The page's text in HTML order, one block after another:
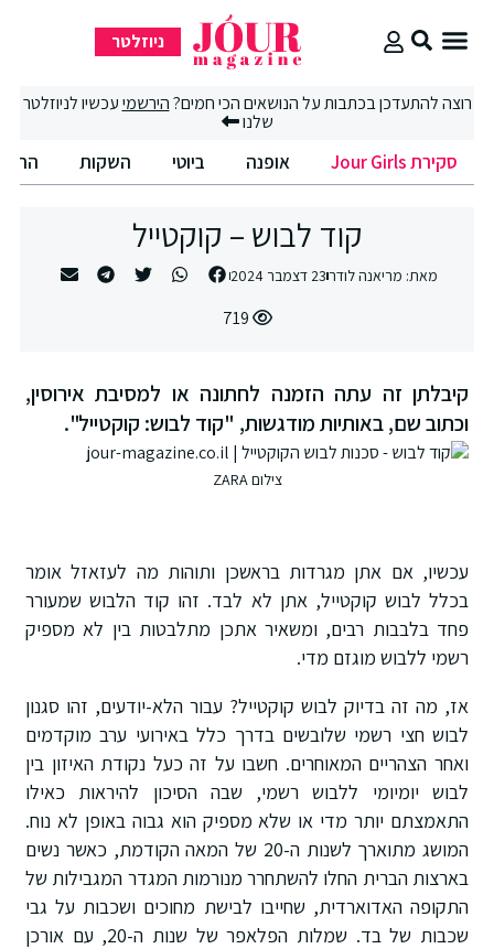
ניוזלטר
רוצה להתעדכן בכתבות על הנושאים הכי חמים?הירשמיעכשיו לניוזלטר
שלנו
סקירת Jour Girls אופנה ביוטי השקות
קוד לבוש – קוקטייל
מאת: מריאנה לודר23 דצמבר 2024
קיבלתן זה עתה הזמנה לחתונה או למסיבת אירוסין,
וכתוב שם, באותיות מודגשות, "קוד לבוש: קוקטייל".
צילום ZARA
עכשיו, אם אתן מגרדות בראשכן ותוהות מה לעזאזל אומר
בכלל לבוש קוקטייל, אתן לא לבד. זהו קוד הלבוש שמעורר
פחד בלבבות רבים, ומשאיר אתכן מתלבטות בין לא מספיק
רשמי ללבוש מוגזם מדי.
אז, מה זה בדיוק לבוש קוקטייל? עבור הלא-יודעים, זהו סגנון
לבוש חצי רשמי שלובשים בדרך כלל באירועי ערב מוקדמים
ואחר הצהריים המאוחרים. חשבו על זה כעל נקודת האיזון בין
לבוש יומיומי ללבוש רשמי, שבה הסיכון להיראות כאילו
התאמצתם יותר מדי או שלא מספיק הוא גבוה באופן לא נוח.
המושג מתוארך לשנות ה-20 של המאה הקודמת, כאשר נשים
בארצות הברית החלו להשתחרר מנורמות המגדר המגבילות של
התקופה האדוארדית, שחייבו לבישת מחוכים ושכבות על גבי
שכבות של בד. שמלות הפלאפר של שנות ה-20, עם אורכן